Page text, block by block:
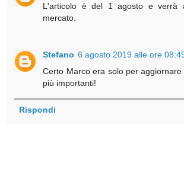
L'articolo è del 1 agosto e verrà
mercato.
Stefano 6 agosto 2019 alle ore
Certo Marco era solo per
più importanti!
Rispondi